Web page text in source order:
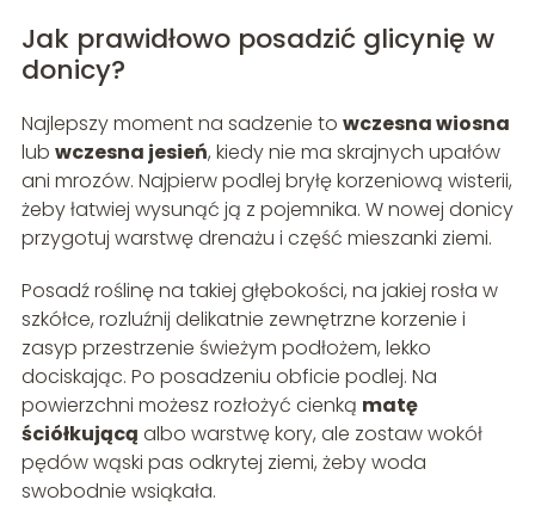
Jak prawidłowo posadzić glicynię w
donicy?
Najlepszy moment na sadzenie to wczesna wiosna
lub wczesna jesień, kiedy nie ma skrajnych upałów
ani mrozów. Najpierw podlej bryłę korzeniową wisterii,
żeby łatwiej wysunąć ją z pojemnika. W nowej donicy
przygotuj warstwę drenażu i część mieszanki ziemi.
Posadź roślinę na takiej głębokości, na jakiej rosła w
szkółce, rozluźnij delikatnie zewnętrzne korzenie i
zasyp przestrzenie świeżym podłożem, lekko
dociskając. Po posadzeniu obficie podlej. Na
powierzchni możesz rozłożyć cienką matę
ściółkującą albo warstwę kory, ale zostaw wokół
pędów wąski pas odkrytej ziemi, żeby woda
swobodnie wsiąkała.